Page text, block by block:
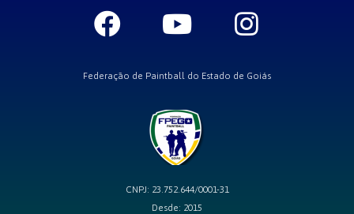
Federação de Paintball do Estado de Goiás
CNPJ: 23.752.644/0001-31
Desde: 2015